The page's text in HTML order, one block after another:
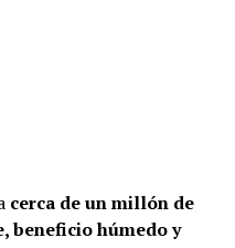
cerca de un millón de
beneficio húmedo y